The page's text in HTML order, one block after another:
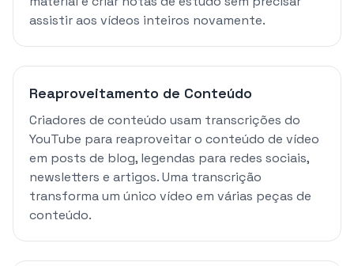
assistir aos vídeos inteiros novamente.
Reaproveitamento de Conteúdo
Criadores de conteúdo usam transcrições do
YouTube para reaproveitar o conteúdo de vídeo
em posts de blog, legendas para redes sociais,
newsletters e artigos. Uma transcrição
transforma um único vídeo em várias peças de
conteúdo.